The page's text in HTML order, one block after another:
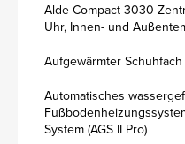
Alde Compact 3030
Uhr, Innen- und
Aufgewärmter Schuhfach
Automatisches
System (AGS II Pro)